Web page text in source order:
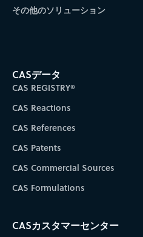
その他のソリューション
CASデータ
CAS REGISTRY®
CAS Reactions
CAS References
CAS Patents
CAS Commercial Sources
CAS Formulations
CASカスタマーセンター